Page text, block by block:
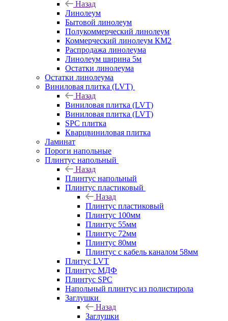
Назад
Линолеум
Бытовой линолеум
Полукоммерческий линолеум
Коммерческий линолеум КМ2
Распродажа линолеума
Линолеум ширина 5м
Остатки линолеума
Остатки линолеума
Виниловая плитка (LVT)
Назад
Виниловая плитка (LVT)
Виниловая плитка (LVT)
SPC плитка
Кварцвиниловая плитка
Ламинат
Пороги напольные
Плинтус напольный
Назад
Плинтус напольный
Плинтус пластиковый
Назад
Плинтус пластиковый
Плинтус 100мм
Плинтус 55мм
Плинтус 72мм
Плинтус 80мм
Плинтус с кабель каналом 58мм
Плитус LVT
Плинтус МДФ
Плинтус SPC
Напольный плинтус из полистирола
Заглушки
Назад
Заглушки